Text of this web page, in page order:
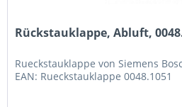
Rückstauklappe, Abluft,
Rueckstauklappe von Siemens
EAN: Rueckstauklappe 0048.1051